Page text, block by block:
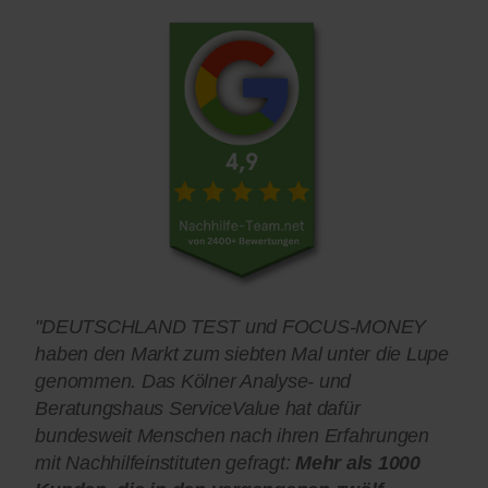
"DEUTSCHLAND TEST und FOCUS-MONEY
haben den Markt zum siebten Mal unter die Lupe
genommen. Das Kölner Analyse- und
Beratungshaus ServiceValue hat dafür
bundesweit Menschen nach ihren Erfahrungen
mit Nachhilfeinstituten gefragt: Mehr als 1000